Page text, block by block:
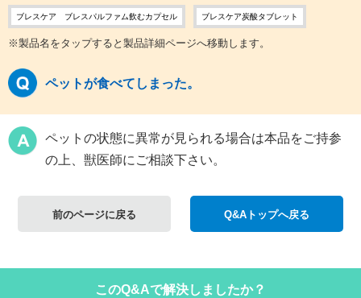
ブレスケア ブレスパルファム飲むカプセル ブレスケア炭酸タブレット
※製品名をタップすると製品詳細ページへ移動します。
ペットが食べてしまった。
ペットの状態に異常が見られる場合は本品をご持参
の上、獣医師にご相談下さい。
前のページに戻る Q&Aトップへ戻る
このQ&Aで解決しましたか？